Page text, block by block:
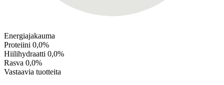
Energiajakauma
Proteiini 0,0%
Hiilihydraatti 0,0%
Rasva 0,0%
Vastaavia tuotteita